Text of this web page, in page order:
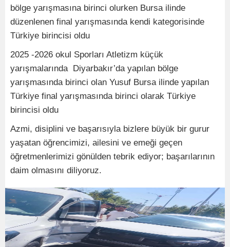
bölge yarışmasına birinci olurken Bursa ilinde
düzenlenen final yarışmasında kendi kategorisinde
Türkiye birincisi oldu
2025 -2026 okul Sporları Atletizm küçük
yarışmalarında Diyarbakır’da yapılan bölge
yarışmasında birinci olan Yusuf Bursa ilinde yapılan
Türkiye final yarışmasında birinci olarak Türkiye
birincisi oldu
Azmi, disiplini ve başarısıyla bizlere büyük bir gurur
yaşatan öğrencimizi, ailesini ve emeği geçen
öğretmenlerimizi gönülden tebrik ediyor; başarılarının
daim olmasını diliyoruz.